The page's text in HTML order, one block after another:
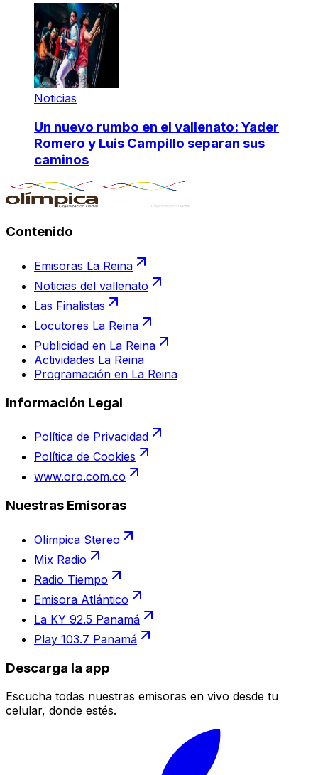
Noticias
Un nuevo rumbo en el vallenato: Yader
Romero y Luis Campillo separan sus
caminos
Contenido
Emisoras La Reina
Noticias del vallenato
Las Finalistas
Locutores La Reina
Publicidad en La Reina
Actividades La Reina
Programación en La Reina
Información Legal
Política de Privacidad
Política de Cookies
www.oro.com.co
Nuestras Emisoras
Olímpica Stereo
Mix Radio
Radio Tiempo
Emisora Atlántico
La KY 92.5 Panamá
Play 103.7 Panamá
Descarga la app
Escucha todas nuestras emisoras en vivo desde tu
celular, donde estés.